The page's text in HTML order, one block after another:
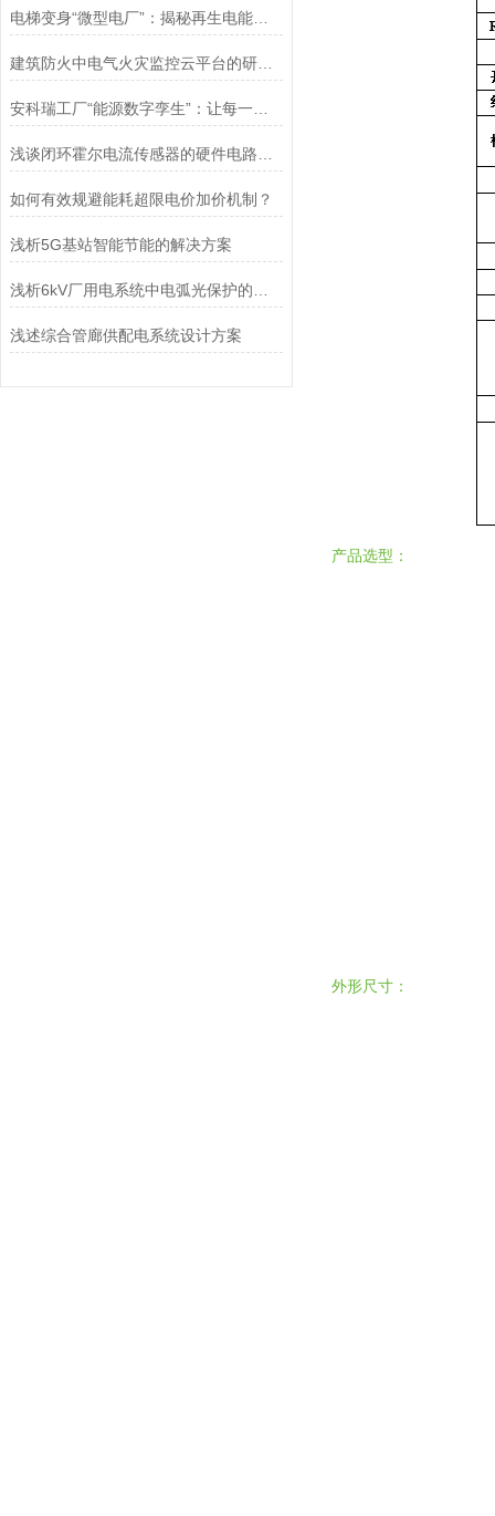
电梯变身“微型电厂”：揭秘再生电能回馈电网背后的计量逻辑
建筑防火中电气火灾监控云平台的研究与应用
安科瑞工厂“能源数字孪生”：让每一度电，都流向高价值的工序
如何有效规避能耗超限电价加价机制？
浅析5G基站智能节能的解决方案
浅述综合管廊供配电系统设计方案
产品选型：
外形尺寸：